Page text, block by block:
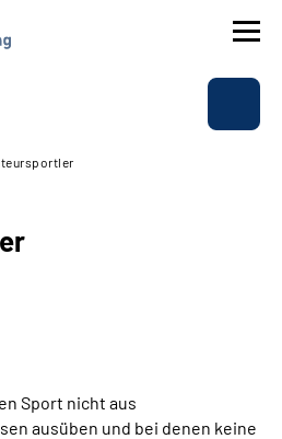
Sport nicht aus
ausüben und bei denen keine